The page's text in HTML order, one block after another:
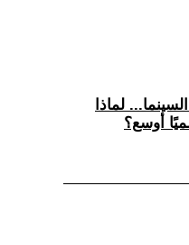
لماذا
أوسع؟